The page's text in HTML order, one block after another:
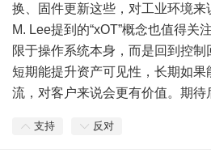
换、固件更新这些，对工业环境
M. Lee提到的“xOT”概念也值得关
限于操作系统本身，而是回到控制
短期能提升资产可见性，长期如
流，对客户来说会更有价值。期待
支持 反对